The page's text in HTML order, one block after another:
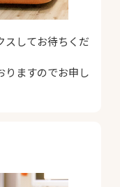
スしてお待ちくだ
りますのでお申し